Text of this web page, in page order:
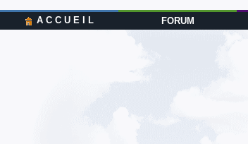
A C C U E I L FORUM